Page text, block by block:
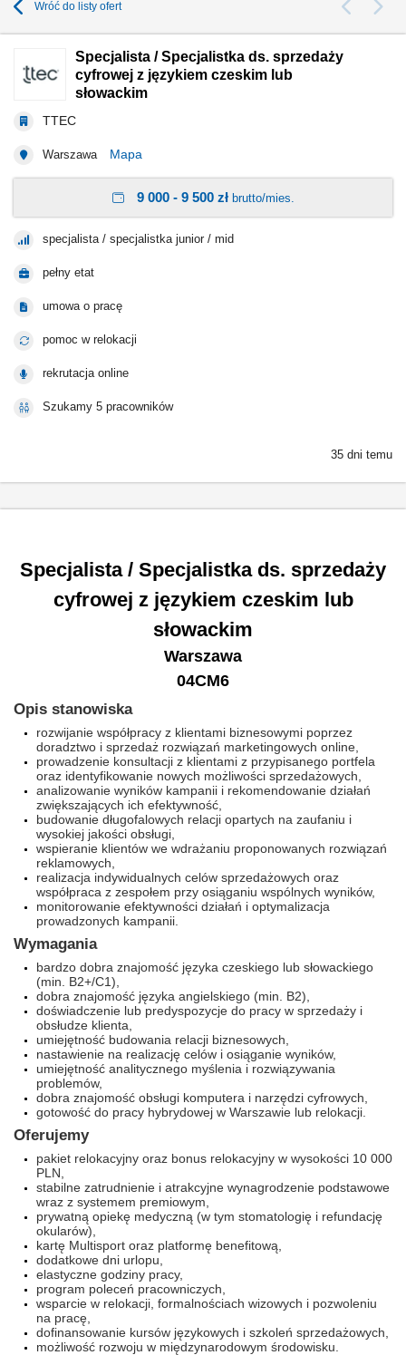
Wróć do listy ofert
Specjalista / Specjalistka ds. sprzedaży
cyfrowej z językiem czeskim lub
słowackim
TTEC
Warszawa Mapa
9 000 - 9 500 złbrutto/mies.
specjalista / specjalistka junior / mid
pełny etat
umowa o pracę
pomoc w relokacji
rekrutacja online
Szukamy 5 pracowników
35 dni temu
Specjalista / Specjalistka ds. sprzedaży
cyfrowej z językiem czeskim lub
słowackim
Warszawa
04CM6
Opis stanowiska
rozwijanie współpracy z klientami biznesowymi poprzez
doradztwo i sprzedaż rozwiązań marketingowych online,
prowadzenie konsultacji z klientami z przypisanego portfela
oraz identyfikowanie nowych możliwości sprzedażowych,
analizowanie wyników kampanii i rekomendowanie działań
zwiększających ich efektywność,
budowanie długofalowych relacji opartych na zaufaniu i
wysokiej jakości obsługi,
wspieranie klientów we wdrażaniu proponowanych rozwiązań
reklamowych,
realizacja indywidualnych celów sprzedażowych oraz
współpraca z zespołem przy osiąganiu wspólnych wyników,
monitorowanie efektywności działań i optymalizacja
prowadzonych kampanii.
Wymagania
bardzo dobra znajomość języka czeskiego lub słowackiego
(min. B2+/C1),
dobra znajomość języka angielskiego (min. B2),
doświadczenie lub predyspozycje do pracy w sprzedaży i
obsłudze klienta,
umiejętność budowania relacji biznesowych,
nastawienie na realizację celów i osiąganie wyników,
umiejętność analitycznego myślenia i rozwiązywania
problemów,
dobra znajomość obsługi komputera i narzędzi cyfrowych,
gotowość do pracy hybrydowej w Warszawie lub relokacji.
Oferujemy
pakiet relokacyjny oraz bonus relokacyjny w wysokości 10 000
PLN,
stabilne zatrudnienie i atrakcyjne wynagrodzenie podstawowe
wraz z systemem premiowym,
prywatną opiekę medyczną (w tym stomatologię i refundację
okularów),
kartę Multisport oraz platformę benefitową,
dodatkowe dni urlopu,
elastyczne godziny pracy,
program poleceń pracowniczych,
wsparcie w relokacji, formalnościach wizowych i pozwoleniu
na pracę,
dofinansowanie kursów językowych i szkoleń sprzedażowych,
możliwość rozwoju w międzynarodowym środowisku.